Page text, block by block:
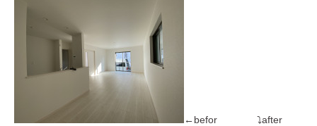
←befor ⤵after